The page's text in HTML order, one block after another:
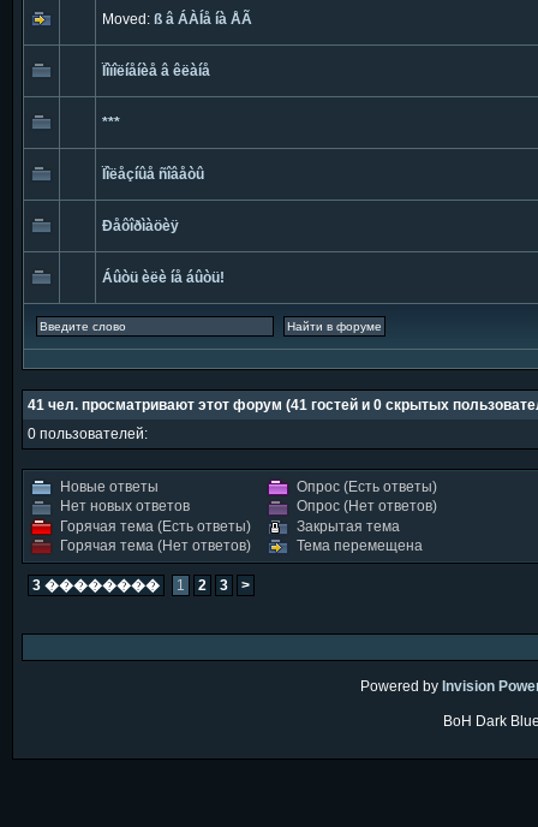
Moved: ß â ÁÀÍå íà ÅÃ
Ïîïîëíåíèå â êëàíå
***
Ïîëåçíûå ñîâåòû
Ðåôîðìàöèÿ
Áûòü èëè íå áûòü!
41 чел. просматривают этот форум (41 гостей и 0 скрытых
0 пользователей:
Новые ответы
Нет новых ответов
Горячая тема (Есть ответы)
Горячая тема (Нет ответов)
Опрос (Есть ответы)
Опрос (Нет ответов)
Закрытая тема
Тема перемещена
3 �������� 1 2 3 >
Powered by Invision
BoH Dark